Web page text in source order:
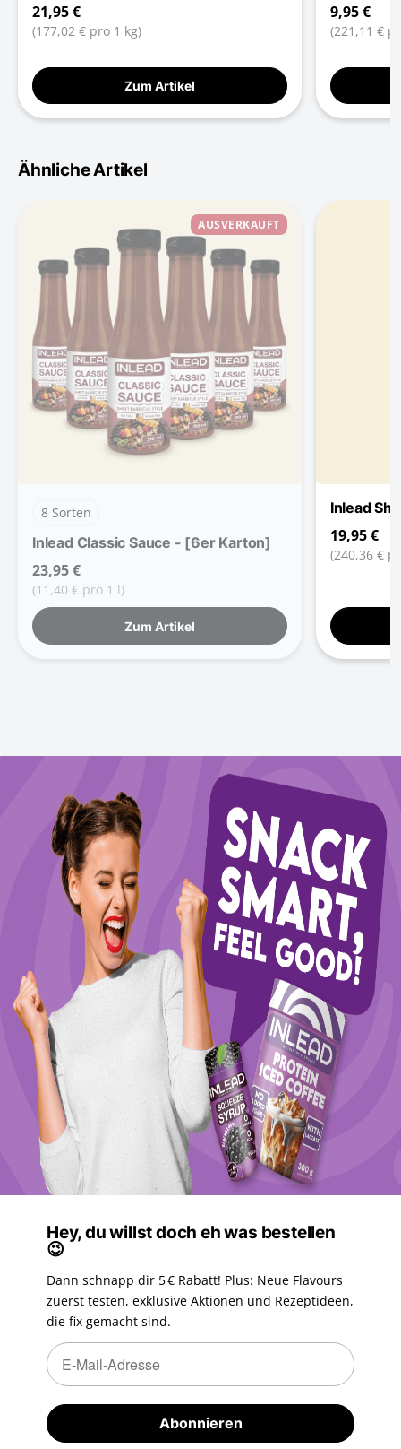
21,95 €
(177,02 € pro 1 kg)
Zum Artikel
9,95 €
(221,11 €
Ähnliche Artikel
AUSVERKAUFT
8 Sorten
Inlead Classic Sauce - [6er Karton]
23,95 €
(11,40 € pro 1 l)
Zum Artikel
Inlead
19,95 €
(240,36 €
Hey, du willst doch eh was bestellen
😉
Dann schnapp dir 5 € Rabatt! Plus: Neue Flavours
zuerst testen, exklusive Aktionen und Rezeptideen,
die fix gemacht sind.
Newsletter Abonnieren
Newsletter Abonnieren
Abonnieren